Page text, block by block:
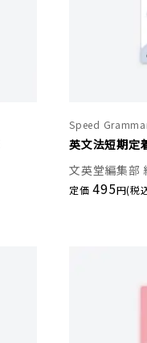
Speed
英文法短期定
文英堂編集部
定価495円(税